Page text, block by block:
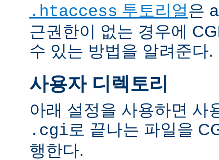
.htaccess 투토리얼은
근권한이 없는 경우에
수 있는 방법을 알려준다.
사용자 디렉토리
아래 설정을 사용하면 사
.cgi로 끝나는 파일을
행한다.